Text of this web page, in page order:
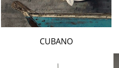
CUBANO